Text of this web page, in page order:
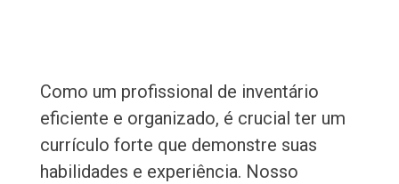
Como um profissional de inventário
eficiente e organizado, é crucial ter um
currículo forte que demonstre suas
habilidades e experiência. Nosso